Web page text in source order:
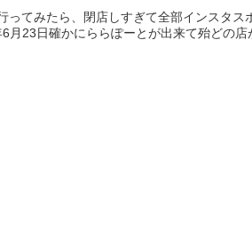
ってみたら、閉店しすぎて全部インスタ
23日確かにららぽーとが出来て殆どの店